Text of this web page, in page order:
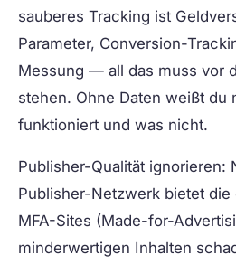
sauberes Tracking ist
Parameter, Conversion-
Messung — all das muss vor
stehen. Ohne Daten weißt du
funktioniert und was nicht.
Publisher-Qualität ignorieren:
Publisher-Netzwerk bietet die
MFA-Sites (Made-for-
minderwertigen Inhalten